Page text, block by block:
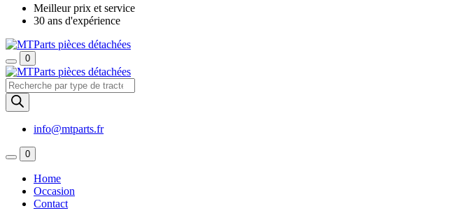
Meilleur prix et service
30 ans d'expérience
0
Recherche
de
produits
info@mtparts.fr
0
Home
Occasion
Contact